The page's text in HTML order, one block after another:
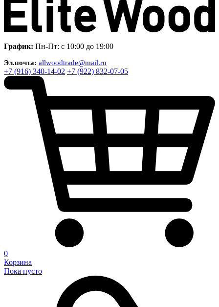
График: Пн-Пт: с 10:00 до 19:00
Эл.почта: allwoodtrade@mail.ru
+7 (916) 340-14-02 +7 (922) 832-07-05
0
Корзина
Пока пусто